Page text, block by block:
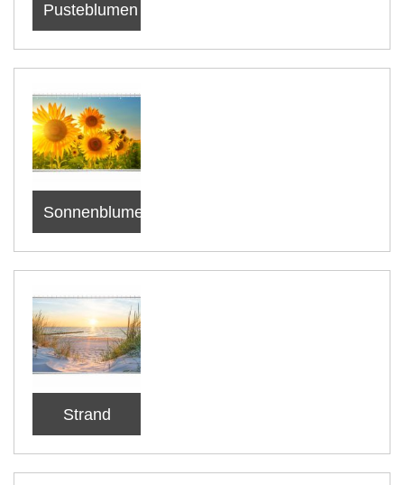
Pusteblumen
Sonnenblume
Strand